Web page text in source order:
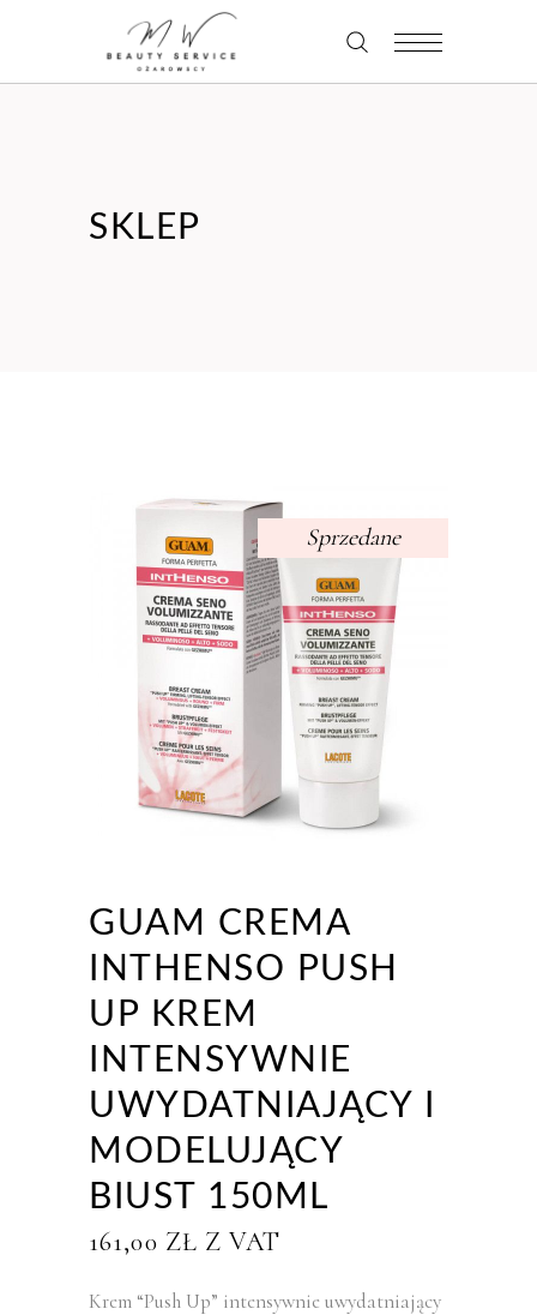
SKLEP
Sprzedane
GUAM CREMA
INTHENSO PUSH
UP KREM
INTENSYWNIE
UWYDATNIAJĄCY I
MODELUJĄCY
BIUST 150ML
161,00 ZŁ Z VAT
Krem “Push Up” intensywnie uwydatniający